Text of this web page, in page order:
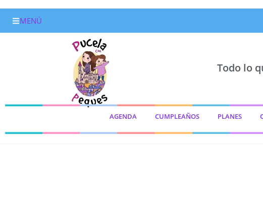
MENÚ
Todo lo
AGENDA CUMPLEAÑOS PLANES